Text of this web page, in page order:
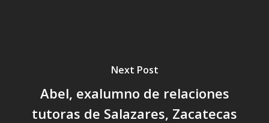
Next Post
Abel, exalumno de relaciones
tutoras de Salazares, Zacatecas